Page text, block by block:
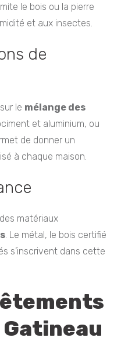
le bois ou la pierre
et aux insectes.
de
le mélange des
et aluminium, ou
de donner un
à chaque maison.
matériaux
. Le métal, le bois certifié
s’inscrivent dans cette